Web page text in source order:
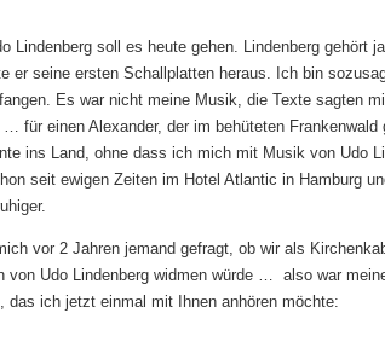
Lindenberg soll es heute gehen. Lindenberg
er seine ersten Schallplatten heraus. Ich bin
Es war nicht meine Musik, die Texte sagten
… für einen Alexander, der im behüteten
ins Land, ohne dass ich mich mit Musik von Udo
seit ewigen Zeiten im Hotel Atlantic in Hamburg
vor 2 Jahren jemand gefragt, ob wir als
von Udo Lindenberg widmen würde … also war
das ich jetzt einmal mit Ihnen anhören möchte: